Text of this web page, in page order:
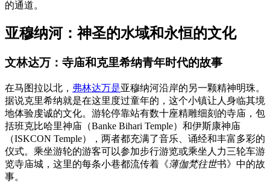
的通道。
亚穆纳河：神圣的水域和永恒的文化
文林达万：寺庙和克里希纳青年时代的故事
在马图拉以北， 弗林达万是亚穆纳河沿岸的另一颗精神明珠。
据说克里希纳就是在这里度过童年的，这个小镇让人身临其境
地体验虔诚的文化。游轮停靠站有数十座精雕细刻的寺庙，包
括班克比哈里神庙（Banke Bihari Temple）和伊斯康神庙
（ISKCON Temple），两者都充满了音乐、诵经和丰富多彩的
仪式。乘坐游轮的游客可以参加步行游览或乘坐人力三轮车游
览寺庙城，这里的每条小巷都流传着《薄伽梵往世书》中的故
事。